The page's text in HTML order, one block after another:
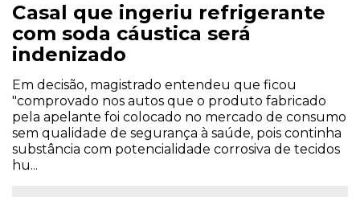
Casal que ingeriu refrigerante
com soda cáustica será
indenizado
Em decisão, magistrado entendeu que ficou
"comprovado nos autos que o produto fabricado
pela apelante foi colocado no mercado de consumo
sem qualidade de segurança à saúde, pois continha
substância com potencialidade corrosiva de tecidos
hu...